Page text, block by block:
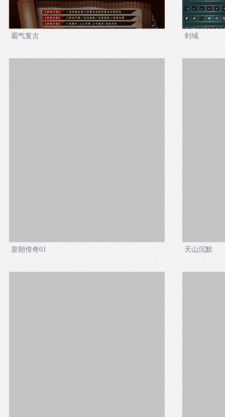
霸气复古 剑域
皇朝传奇01 天山沉默